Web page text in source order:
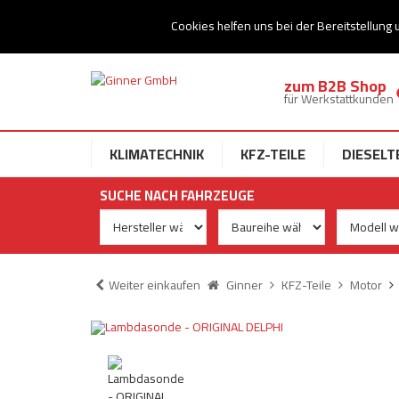
Cookies helfen uns bei der Bereitstellung
Ihr Speziallist für Dieseltechnik
zum B2B Shop
für Werkstattkunden
KLIMATECHNIK KFZ-TEILE
SUCHE NACH FAHRZEUGE
Weiter einkaufen Ginner KFZ-Teile Motor